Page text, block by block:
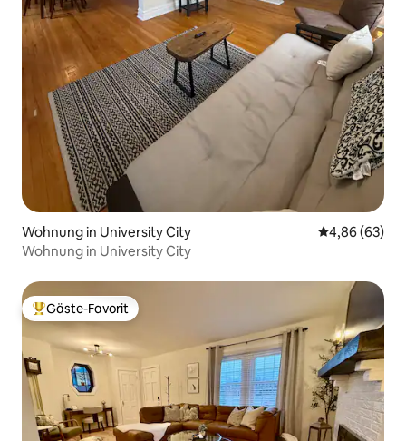
Wohnung in University City
4,86 (63)
Wohnung in University City
Beliebter Gäste-Favorit.
Gäste-Favorit